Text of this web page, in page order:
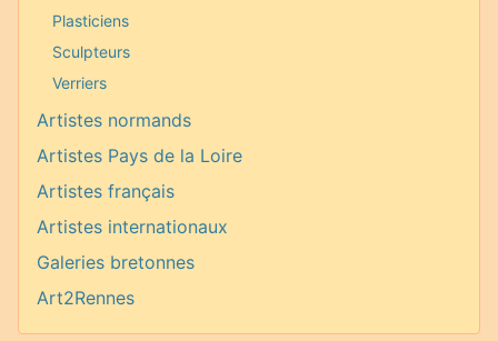
Plasticiens
Sculpteurs
Verriers
Artistes normands
Artistes Pays de la Loire
Artistes français
Artistes internationaux
Galeries bretonnes
Art2Rennes